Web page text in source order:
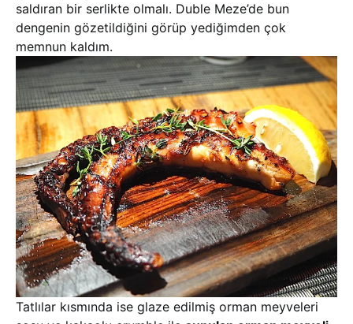
saldıran bir serlikte olmalı. Duble Meze’de bun
dengenin gözetildiğini görüp yediğimden çok
memnun kaldım.
Tatlılar kısmında ise glaze edilmiş orman meyveleri